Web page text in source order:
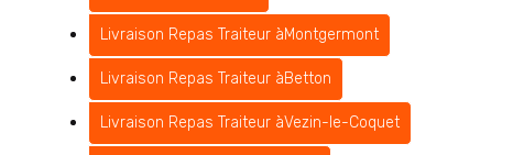
Livraison Repas Traiteur àMontgermont
Livraison Repas Traiteur àBetton
Livraison Repas Traiteur àVezin-le-Coquet